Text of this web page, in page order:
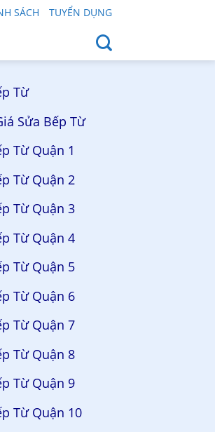
SÁCH TUYỂN DỤNG
Từ
Sửa Bếp Từ
Từ Quận 1
Từ Quận 2
Từ Quận 3
Từ Quận 4
Từ Quận 5
Từ Quận 6
Từ Quận 7
Từ Quận 8
Từ Quận 9
Từ Quận 10